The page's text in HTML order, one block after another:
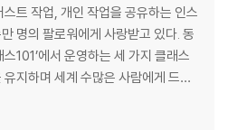
초 기능 익히기
트 작업, 개인 작업을 공유하는 인스
명의 팔로워에게 사랑받고 있다. 동
101’에서 운영하는 세 가지 클래스
지하며 세계 수많은 사람에게 드로
리고 2023년, 더 많은 사람에게 펜
고 싶은 마음을 담아 이 책을 집필했